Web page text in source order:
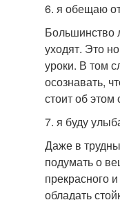
6. я обещаю
Большинство
уходят. Это
уроки. В том
осознавать,
стоит об этом
7. я буду
Даже в
подумать о
прекрасного
обладать